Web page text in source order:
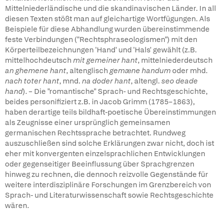
Mittelniederländische und die skandinavischen Länder. In all
diesen Texten stößt man auf gleichartige Wortfügungen. Als
Beispiele für diese Abhandlung wurden übereinstimmende
feste Verbindungen ("Rechtsphraseologismen") mit den
Körperteilbezeichnungen 'Hand' und 'Hals' gewählt (z.B.
mittelhochdeutsch mit gemeiner hant, mittelniederdeutsch
an ghemene hant, altenglischgemæne handumoder mhd.
nach toter hant, mnd. na doder hant, altengl. seo deade
hand). – Die "romantische" Sprach- und Rechtsgeschichte,
beides personifiziert z.B. in Jacob Grimm (1785–1863),
haben derartige teils bildhaft-poetische Übereinstimmungen
als Zeugnisse einer ursprünglich gemeinsamen
germanischen Rechtssprache betrachtet. Rundweg
auszuschließen sind solche Erklärungen zwar nicht, doch ist
eher mit konvergenten einzelsprachlichen Entwicklungen
oder gegenseitiger Beeinflussung über Sprachgrenzen
hinweg zu rechnen, die dennoch reizvolle Gegenstände für
weitere interdisziplinäre Forschungen im Grenzbereich von
Sprach- und Literaturwissenschaft sowie Rechtsgeschichte
wären.